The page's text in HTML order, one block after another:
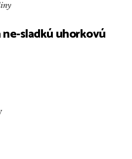
sladkú uhorkovú